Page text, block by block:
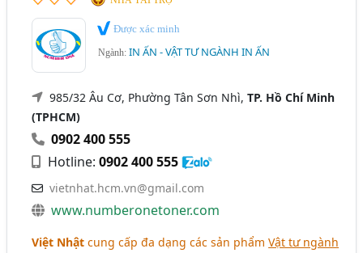
Được xác minh
Ngành:IN ẤN - VẬT TƯ NGÀNH IN ẤN
985/32 Âu Cơ, Phường Tân Sơn Nhì,TP. Hồ Chí Minh
(TPHCM)
0902 400 555
Hotline:0902 400 555
vietnhat.hcm.vn@gmail.com
www.numberonetoner.com
Việt Nhật cung cấp đa dạng các sản phẩmVật tư ngành